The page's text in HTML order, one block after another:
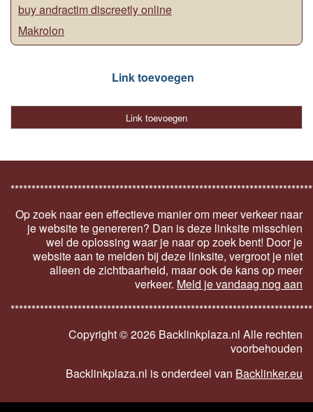
buy andractim discreetly online
Makrolon
Link toevoegen
Link toevoegen
Op zoek naar een effectieve manier om meer verkeer naar
je website te genereren? Dan is deze linksite misschien
wel de oplossing waar je naar op zoek bent! Door je
website aan te melden bij deze linksite, vergroot je niet
alleen de zichtbaarheid, maar ook de kans op meer
verkeer. Meld je vandaag nog aan
Copyright ©2026 Backlinkplaza.nl Alle rechten
voorbehouden
Backlinkplaza.nl is onderdeel van Backlinker.eu